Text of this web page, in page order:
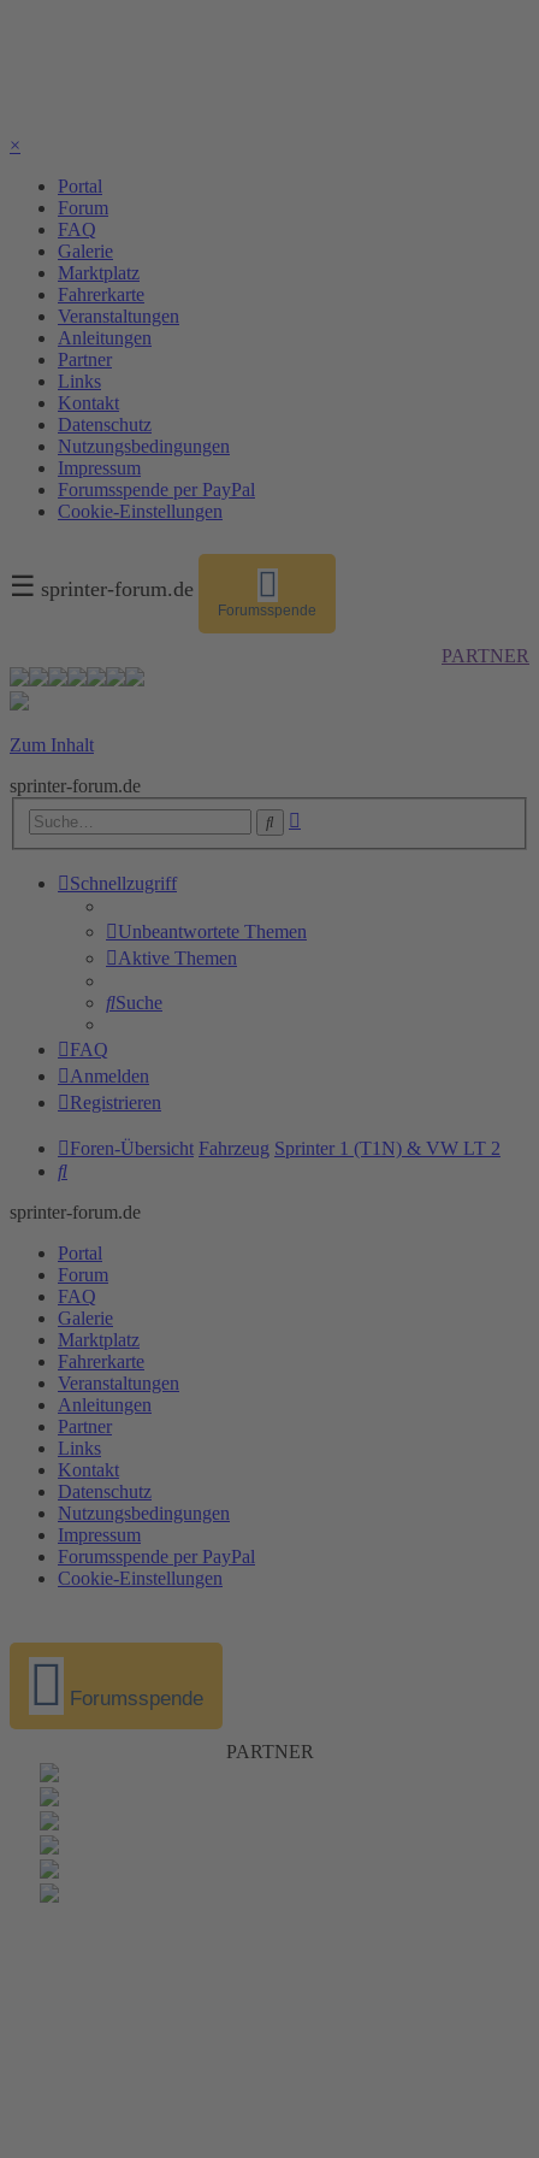
×
Portal
Forum
FAQ
Galerie
Marktplatz
Fahrerkarte
Veranstaltungen
Anleitungen
Partner
Links
Kontakt
Datenschutz
Nutzungsbedingungen
Impressum
Forumsspende per PayPal
Cookie-Einstellungen
☰ sprinter-forum.de
Forumsspende
PARTNER
Zum Inhalt
sprinter-forum.de
Suche
Schnellzugriff
Unbeantwortete Themen
Aktive Themen
Suche
FAQ
Anmelden
Registrieren
Foren-Übersicht Fahrzeug Sprinter 1 (T1N) & VW LT 2
Suche
sprinter-forum.de
Portal
Forum
FAQ
Galerie
Marktplatz
Fahrerkarte
Veranstaltungen
Anleitungen
Partner
Links
Kontakt
Datenschutz
Nutzungsbedingungen
Impressum
Forumsspende per PayPal
Cookie-Einstellungen
Forumsspende
PARTNER